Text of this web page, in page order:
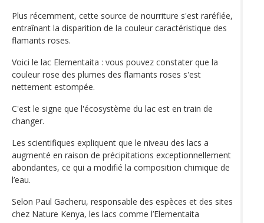
Plus récemment, cette source de nourriture s'est raréfiée,
entraînant la disparition de la couleur caractéristique des
flamants roses.
Voici le lac Elementaita : vous pouvez constater que la
couleur rose des plumes des flamants roses s'est
nettement estompée.
C'est le signe que l'écosystème du lac est en train de
changer.
Les scientifiques expliquent que le niveau des lacs a
augmenté en raison de précipitations exceptionnellement
abondantes, ce qui a modifié la composition chimique de
l’eau.
Selon Paul Gacheru, responsable des espèces et des sites
chez Nature Kenya, les lacs comme l’Elementaita